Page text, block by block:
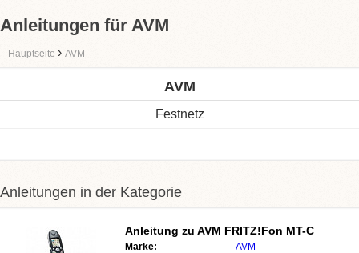
Anleitungen für AVM
Hauptseite › AVM
AVM
Festnetz
Anleitungen in der Kategorie
Anleitung zu AVM FRITZ!Fon MT-C
Marke: AVM